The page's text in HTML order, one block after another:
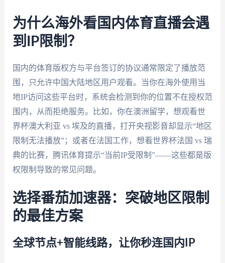
为什么海外看国内体育直播会遇
到IP限制？
国内的体育版权方与平台签订的协议通常限定了播放范
围，只允许中国大陆地区用户观看。当你在海外使用当
地IP访问这些平台时，系统会检测到你的位置不在授权范
围内，从而拒绝服务。比如，你在澳洲留学，想观看世
界杯澳大利亚 vs 埃及的直播，打开央视影音却显示“地区
限制无法播放”；或者在法国工作，想看世界杯法国 vs 瑞
典的比赛，腾讯体育提示“当前IP受限制”——这些都是版
权限制导致的常见问题。
选择番茄加速器：突破地区限制
的最佳方案
全球节点+智能线路，让你秒连国内IP